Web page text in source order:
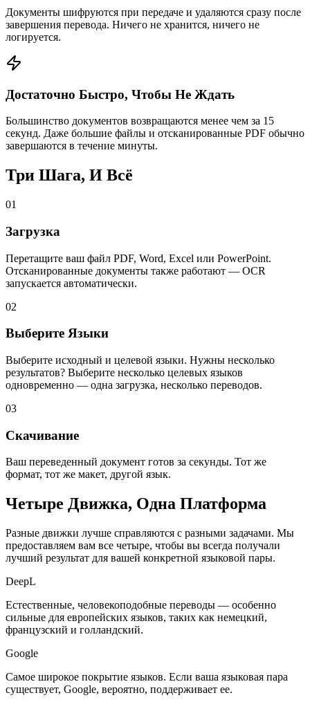
Документы шифруются при передаче и удаляются сразу после
завершения перевода. Ничего не хранится, ничего не
логируется.
Достаточно Быстро, Чтобы Не Ждать
Большинство документов возвращаются менее чем за 15
секунд. Даже большие файлы и отсканированные PDF обычно
завершаются в течение минуты.
Три Шага, И Всё
01
Загрузка
Перетащите ваш файл PDF, Word, Excel или PowerPoint.
Отсканированные документы также работают — OCR
запускается автоматически.
02
Выберите Языки
Выберите исходный и целевой языки. Нужны несколько
результатов? Выберите несколько целевых языков
одновременно — одна загрузка, несколько переводов.
03
Скачивание
Ваш переведенный документ готов за секунды. Тот же
формат, тот же макет, другой язык.
Четыре Движка, Одна Платформа
Разные движки лучше справляются с разными задачами. Мы
предоставляем вам все четыре, чтобы вы всегда получали
лучший результат для вашей конкретной языковой пары.
DeepL
Естественные, человекоподобные переводы — особенно
сильные для европейских языков, таких как немецкий,
французский и голландский.
Google
Самое широкое покрытие языков. Если ваша языковая пара
существует, Google, вероятно, поддерживает ее.